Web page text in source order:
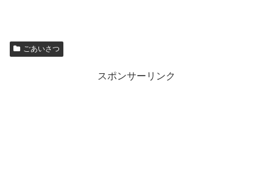
ごあいさつ
スポンサーリンク